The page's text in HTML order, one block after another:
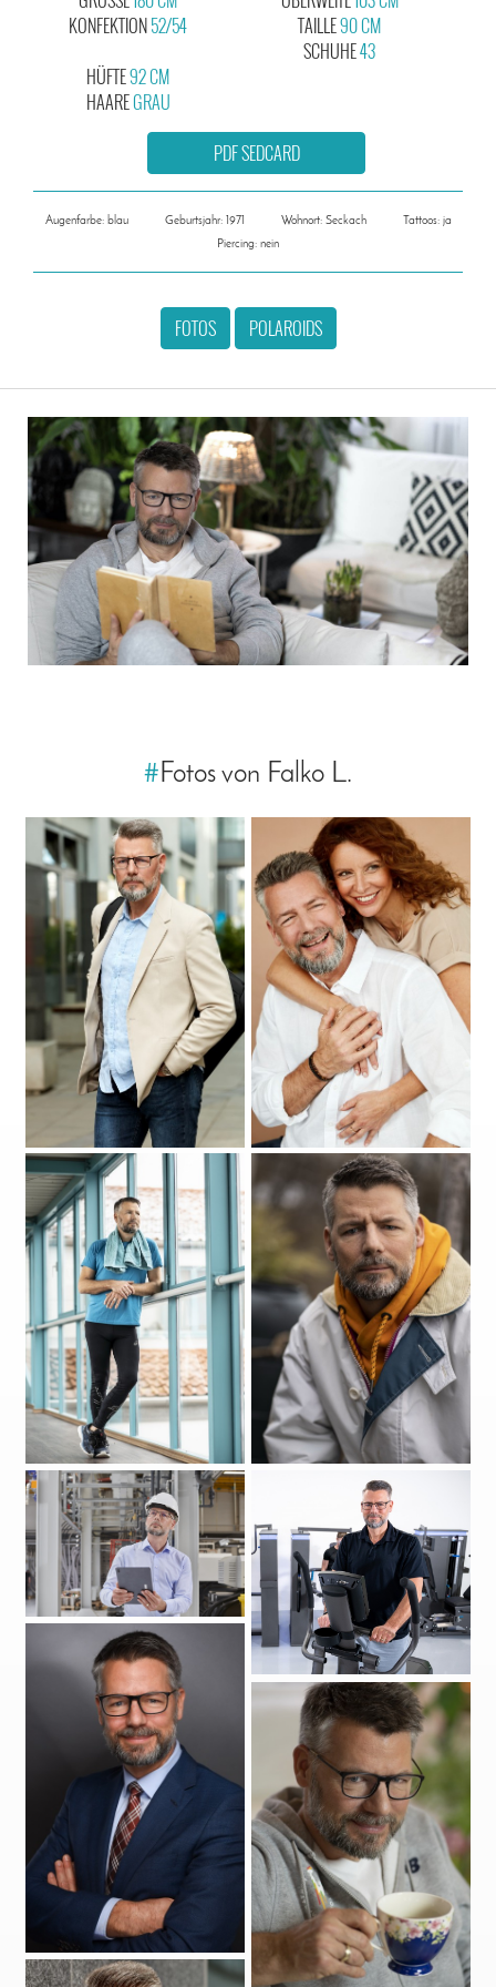
KONFEKTION52/54
TAILLE90 CM
SCHUHE43
HÜFTE92 CM
HAAREGRAU
PDF SEDCARD
Augenfarbe: blau Geburtsjahr: 1971 Wohnort: Seckach
Tattoos: ja
Piercing: nein
FOTOS POLAROIDS
#Fotos von Falko L.